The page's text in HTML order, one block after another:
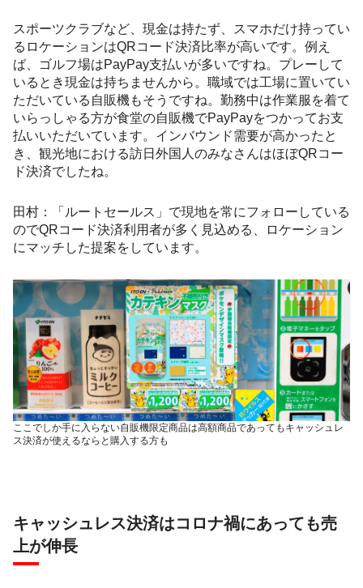
スポーツクラブなど、現金は持たず、スマホだけ持ってい
るロケーションはQRコード決済比率が高いです。例え
ば、ゴルフ場はPayPay支払いが多いですね。プレーして
いるとき現金は持ちませんから。職域では工場に置いてい
ただいている自販機もそうですね。勤務中は作業服を着て
いらっしゃる方が食堂の自販機でPayPayをつかってお支
払いいただいています。インバウンド需要が高かったと
き、観光地における訪日外国人のみなさんはほぼQRコー
ド決済でしたね。
田村：「ルートセールス」で現地を常にフォローしている
のでQRコード決済利用者が多く見込める、ロケーション
にマッチした提案をしています。
ここでしか手に入らない自販機限定商品は高額商品であってもキャッシュレ
ス決済が使えるならと購入する方も
キャッシュレス決済はコロナ禍にあっても売
上が伸長